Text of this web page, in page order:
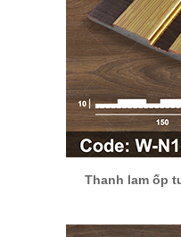
Thanh lam ốp